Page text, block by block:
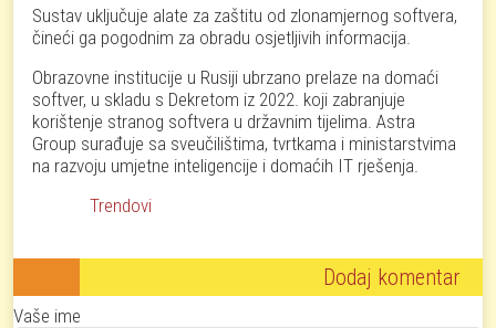
Sustav uključuje alate za zaštitu od zlonamjernog softvera,
čineći ga pogodnim za obradu osjetljivih informacija.
Obrazovne institucije u Rusiji ubrzano prelaze na domaći
softver, u skladu s Dekretom iz 2022. koji zabranjuje
korištenje stranog softvera u državnim tijelima. Astra
Group surađuje sa sveučilištima, tvrtkama i ministarstvima
na razvoju umjetne inteligencije i domaćih IT rješenja.
Trendovi
Dodaj komentar
Vaše ime